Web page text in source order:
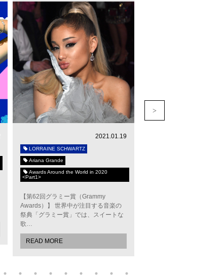
2021.01.19
LORRAINE SCHWARTZ
Ariana Grande
Awards Around the World in 2020
<Part1>
【第62回グラミー賞（Grammy
Awards）】 世界中が注目する音楽の
祭典「グラミー賞」では、スイートな
歌…
READ MORE